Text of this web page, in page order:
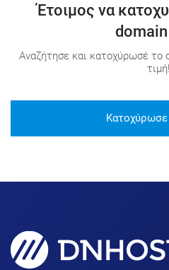
Έτοιμος να
Αναζήτησε και κατοχύρωσέ το
τιμή!